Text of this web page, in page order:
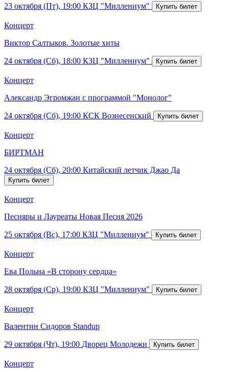
23 октября (Пт), 19:00 КЗЦ "Миллениум"
Концерт
Виктор Салтыков. Золотые хиты
24 октября (Сб), 18:00 КЗЦ "Миллениум"
Концерт
Александр Эгромжан с программой "Монолог"
24 октября (Сб), 19:00 КСК Вознесенский
Концерт
БИРТМАН
24 октября (Сб), 20:00 Китайский летчик Джао Да
Концерт
Песняры и Лауреаты Новая Песня 2026
25 октября (Вс), 17:00 КЗЦ "Миллениум"
Концерт
Ева Польна «В сторону сердца»
28 октября (Ср), 19:00 КЗЦ "Миллениум"
Концерт
Валентин Сидоров Standup
29 октября (Чт), 19:00 Дворец Молодежи
Концерт